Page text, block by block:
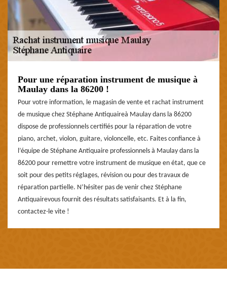
Pour une réparation instrument de musique à
Maulay dans la 86200 !
Pour votre information, le magasin de vente et rachat instrument
de musique chez Stéphane Antiquaireà Maulay dans la 86200
dispose de professionnels certifiés pour la réparation de votre
piano, archet, violon, guitare, violoncelle, etc. Faites confiance à
l’équipe de Stéphane Antiquaire professionnels à Maulay dans la
86200 pour remettre votre instrument de musique en état, que ce
soit pour des petits réglages, révision ou pour des travaux de
réparation partielle. N’hésiter pas de venir chez Stéphane
Antiquairevous fournit des résultats satisfaisants. Et à la fin,
contactez-le vite !